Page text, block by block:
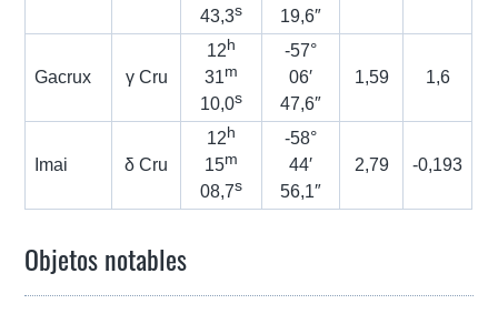
43,3s
19,6″
Gacrux γ Cru
12h
31m
10,0s
-57°
06′
47,6″
1,59 1,6
Imai δ Cru
12h
15m
08,7s
-58°
44′
56,1″
2,79 -0,193
Objetos notables